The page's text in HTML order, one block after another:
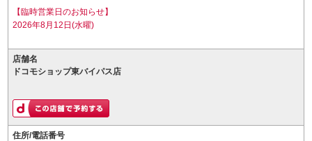
【臨時営業日のお知らせ】
2026年8月12日(水曜)
店舗名
ドコモショップ東バイパス店
住所/電話番号